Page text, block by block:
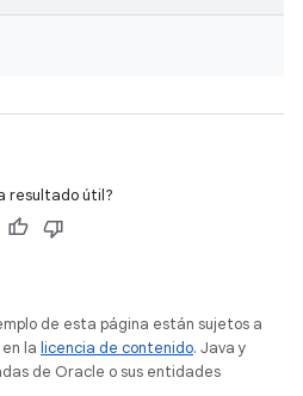
resultado útil?
de esta página están sujetos a
la licencia de contenido. Java y
de Oracle o sus entidades